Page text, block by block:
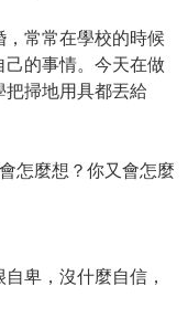
常常在學校的時候
己的事情。今天在做
把掃地用具都丟給
怎麼想？你又會怎麼
卑，沒什麼自信，